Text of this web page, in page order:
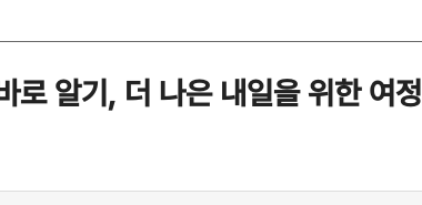
로 알기, 더 나은 내일을 위한 여정